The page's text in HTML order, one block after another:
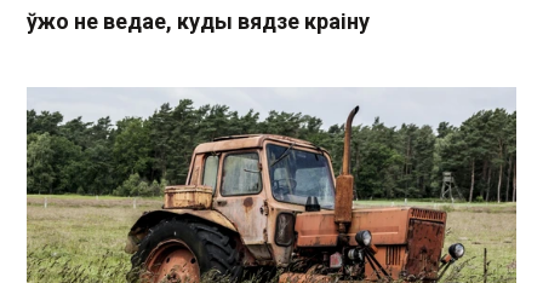
ўжо не ведае, куды вядзе краіну